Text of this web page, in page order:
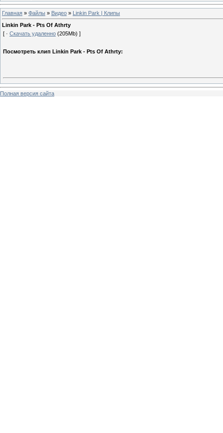
Главная » Файлы » Видео » Linkin Park | Клипы
Linkin Park - Pts Of Athrty
[ · Скачать удаленно (205Mb) ]
Посмотреть клип Linkin Park - Pts Of Athrty:
Полная версия сайта